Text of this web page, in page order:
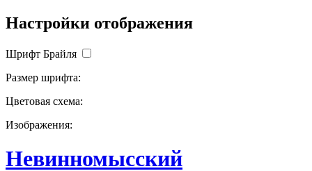
Настройки отображения
Шрифт Брайля
Размер шрифта:
Цветовая схема:
Изображения:
Невинномысский